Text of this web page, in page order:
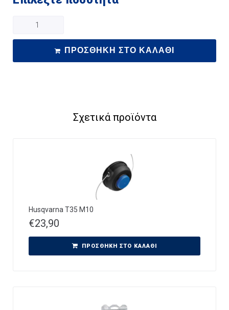
ΠΡΟΣΘΉΚΗ ΣΤΟ ΚΑΛΆΘΙ
Σχετικά προϊόντα
Husqvarna T35 M10
€23,90
ΠΡΟΣΘΉΚΗ ΣΤΟ ΚΑΛΆΘΙ